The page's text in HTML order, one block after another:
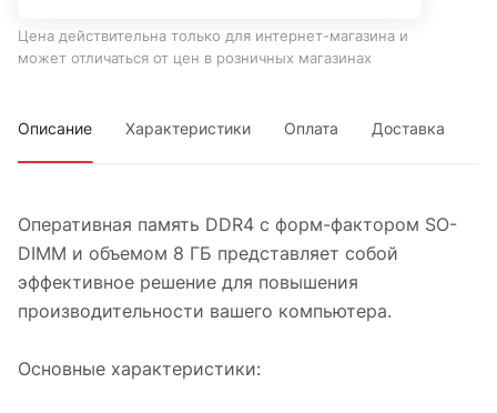
Цена действительна только для интернет-магазина и
может отличаться от цен в розничных магазинах
Описание Характеристики Оплата Доставка
Оперативная память DDR4 с форм-фактором SO-
DIMM и объемом 8 ГБ представляет собой
эффективное решение для повышения
производительности вашего компьютера.
Основные характеристики: